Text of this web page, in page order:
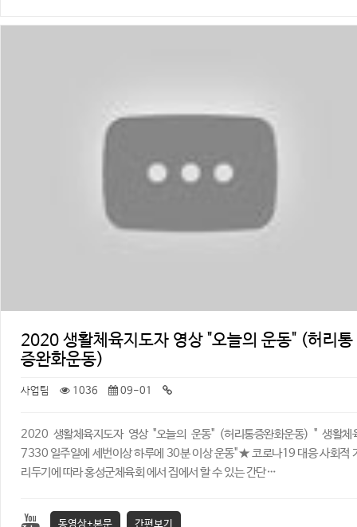
2020 생활체육지도자 영상 "오늘의 운동" (허리통
증완화운동)
사업팀 1036 09-01
2020 생활체육지도자 영상 "오늘의 운동" (허리통증완화운동) ​" 생활체
7330 일주일에 세번이상 하루에 30분 이상 운동" ★ 코로나19 대응 사회적
리두기에 따라 홍성군체육회 에서 집에서 할 수 있는 간단…
동영상+본문 간편보기